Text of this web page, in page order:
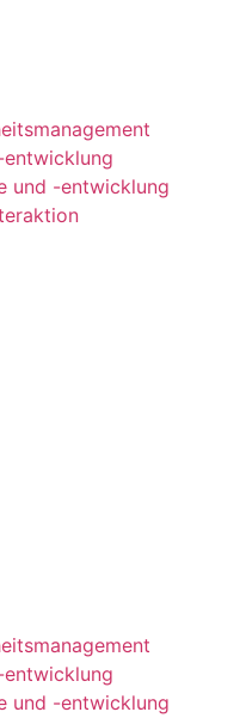
entwicklung
und -entwicklung
entwicklung
und -entwicklung